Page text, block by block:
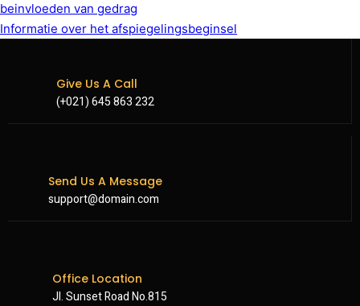
beinvloeden van gedrag
Informatie over het afspiegelingsbeginsel
Give Us A Call
(+021) 645 863 232
Send Us A Message
support@domain.com
Office Location
Jl. Sunset Road No.815